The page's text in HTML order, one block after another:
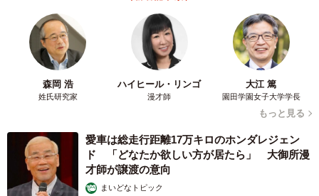
森岡 浩
姓氏研究家
ハイヒール・リンゴ
漫才師
大江 篤
園田学園女子大学学長
もっと見る
愛車は総走行距離17万キロのホンダレジェン
ド 「どなたか欲しい方が居たら」 大御所漫
才師が譲渡の意向
まいどなトピック